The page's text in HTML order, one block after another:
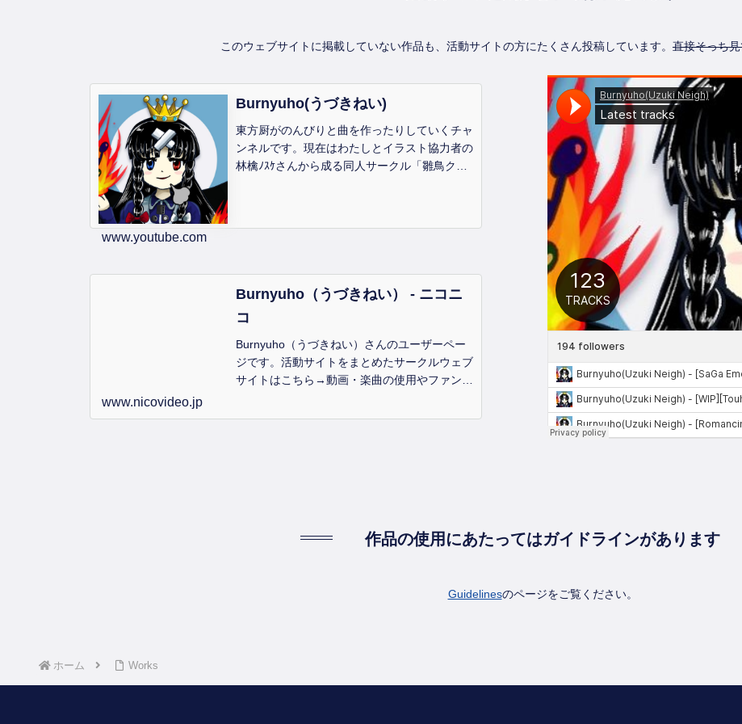
このウェブサイトに掲載していない作品も、活動サイトの方にたくさん投稿しています。 直接そっち
Burnyuho(うづきねい)
東方厨がのんびりと曲を作ったりしていくチャ
ンネルです。現在はわたしとイラスト協力者の
林檎ﾉｽｹさんから成る同人サークル「雛鳥クロ
www.youtube.com
Burnyuho（うづきねい） - ニコニ
コ
Burnyuho（うづきねい）さんのユーザーペー
ジです。活動サイトをまとめたサークルウェブ
サイトはこちら→動画・楽曲の使用やファンア
www.nicovideo.jp
作品の使用にあたってはガイドラインがあります
Guidelinesのページをご覧ください。
ホーム Works